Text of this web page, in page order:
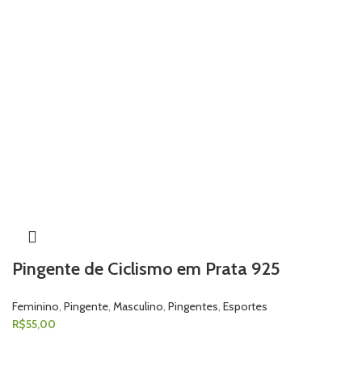
Pingente de Ciclismo em Prata 925
Feminino, Pingente, Masculino, Pingentes, Esportes
R$55,00